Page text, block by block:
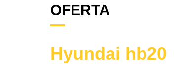
OFERTA
Hyundai hb20